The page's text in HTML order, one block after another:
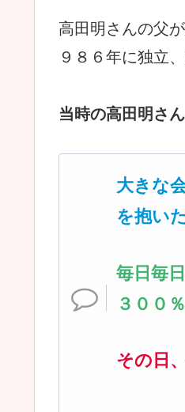
高田明さんの父
９８６年に独立
当時の高田明さ
大きな
を抱い
毎日毎
３００
その日